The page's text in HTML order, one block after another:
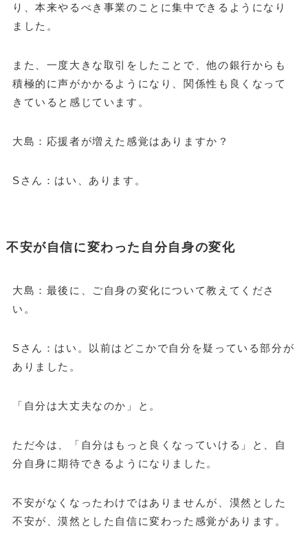
り、本来やるべき事業のことに集中できるようになり
ました。
また、一度大きな取引をしたことで、他の銀行からも
積極的に声がかかるようになり、関係性も良くなって
きていると感じています。
大島：応援者が増えた感覚はありますか？
Sさん：はい、あります。
不安が自信に変わった自分自身の変化
大島：最後に、ご自身の変化について教えてくださ
い。
Sさん：はい。以前はどこかで自分を疑っている部分が
ありました。
「自分は大丈夫なのか」と。
ただ今は、「自分はもっと良くなっていける」と、自
分自身に期待できるようになりました。
不安がなくなったわけではありませんが、漠然とした
不安が、漠然とした自信に変わった感覚があります。